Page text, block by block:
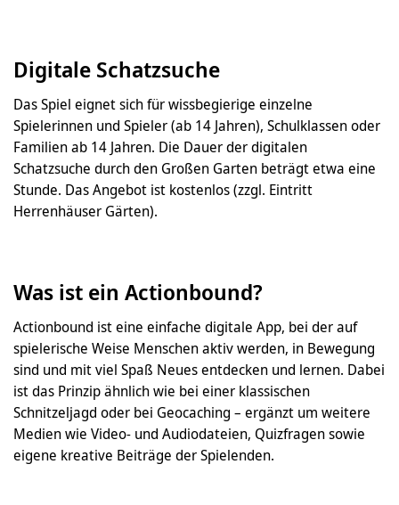
Digitale Schatzsuche
Das Spiel eignet sich für wissbegierige einzelne
Spielerinnen und Spieler (ab 14 Jahren), Schulklassen oder
Familien ab 14 Jahren. Die Dauer der digitalen
Schatzsuche durch den Großen Garten beträgt etwa eine
Stunde. Das Angebot ist kostenlos (zzgl. Eintritt
Herrenhäuser Gärten).
Was ist ein Actionbound?
Actionbound ist eine einfache digitale App, bei der auf
spielerische Weise Menschen aktiv werden, in Bewegung
sind und mit viel Spaß Neues entdecken und lernen. Dabei
ist das Prinzip ähnlich wie bei einer klassischen
Schnitzeljagd oder bei Geocaching – ergänzt um weitere
Medien wie Video- und Audiodateien, Quizfragen sowie
eigene kreative Beiträge der Spielenden.